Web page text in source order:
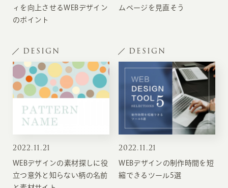
ィを向上させるWEBデザイン
のポイント
ムページを見直そう
DESIGN
2022.11.21
WEBデザインの素材探しに役
立つ意外と知らない柄の名前
DESIGN
2022.11.21
WEBデザインの制作時間を短
縮できるツール5選